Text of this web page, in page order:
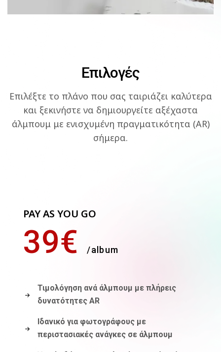
Επιλογές
Επιλέξτε το πλάνο που σας ταιριάζει καλύτερα
και ξεκινήστε να δημιουργείτε αξέχαστα
άλμπουμ με ενισχυμένη πραγματικότητα (AR)
σήμερα.
PAY AS YOU GO
39€/album
Τιμολόγηση ανά άλμπουμ με πλήρεις
δυνατότητες AR
Ιδανικό για φωτογράφους με
περιστασιακές ανάγκες σε άλμπουμ